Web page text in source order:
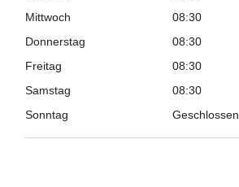
Mittwoch
08:30
Donnerstag
08:30
Freitag
08:30
Samstag
08:30
Sonntag
Geschlossen